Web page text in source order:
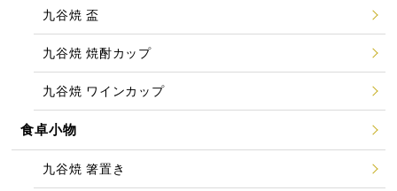
九谷焼 盃
九谷焼 焼酎カップ
九谷焼 ワインカップ
食卓小物
九谷焼 箸置き